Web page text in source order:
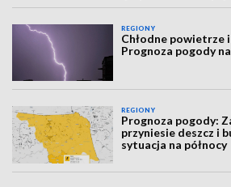
REGIONY
Chłodne powietrze
Prognoza pogody
REGIONY
Prognoza pogody:
przyniesie deszcz i
sytuacja na północy